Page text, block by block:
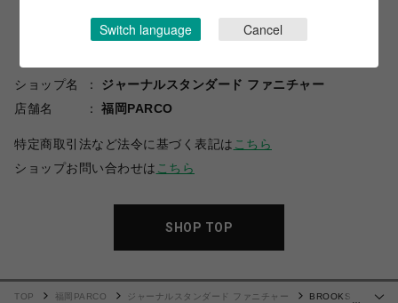
ショップ名
ジャーナルスタンダード ファニチャー
店舗名
福岡PARCO
特定商取引法など法令に基づく表記は こちら
ショップお問い合わせは こちら
SHOP TOP
TOP 福岡PARCO ジャーナルスタンダード ファニチャー
BROOKS
Switch language Cancel